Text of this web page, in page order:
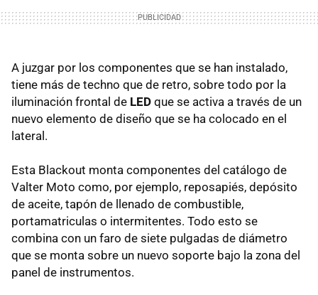
A juzgar por los componentes que se han instalado,
tiene más de techno que de retro, sobre todo por la
iluminación frontal de LED que se activa a través de un
nuevo elemento de diseño que se ha colocado en el
lateral.
Esta Blackout monta componentes del catálogo de
Valter Moto como, por ejemplo, reposapiés, depósito
de aceite, tapón de llenado de combustible,
portamatriculas o intermitentes. Todo esto se
combina con un faro de siete pulgadas de diámetro
que se monta sobre un nuevo soporte bajo la zona del
panel de instrumentos.